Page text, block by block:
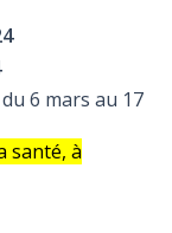
6 mars au 17
santé, à